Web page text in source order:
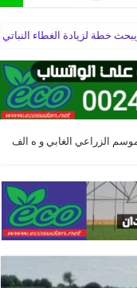
خطة لزيادة الغطاء النباتي
الزراعي الغابي و ه الف